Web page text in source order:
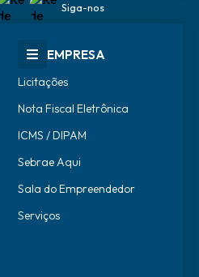
Siga-nos
EMPRESA
Licitações
Nota Fiscal Eletrônica
ICMS / DIPAM
Sebrae Aqui
Sala do Empreendedor
Serviços